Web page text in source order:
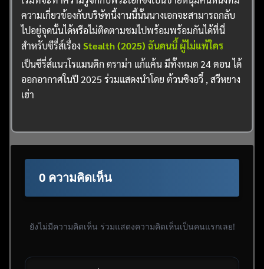
ความเกี่ยวข้องกับบริษัทนี้งานนี้นั้นนางเอกจะสามารถกลับ
ไปอยู่จุดนั้นได้หรือไม่ติดตามชมไปพร้อมพร้อมกันได้ที่นี่
สำหรับซีรี่ส์เรื่องStealth (2025) ฉันคนนี้ ผู้ไม่แพ้ใคร
เป็นซีรี่ส์แนวโรแมนติก ดราม่า แก้แค้น มีทั้งหมด 24 ตอน ได้
ออกอากาศในปี 2025 ร่วมแสดงนำโดย ต้วนซิงอวี๋ , สวีหยาง
เฮ่า
0 ความคิดเห็น
ยังไม่มีความคิดเห็น ร่วมแสดงความคิดเห็นเป็นคนแรกเลย!